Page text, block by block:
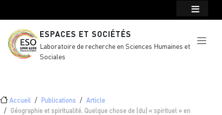
ESPACES ET SOCIÉTÉS
Laboratoire de recherche en Sciences Humaines et
Sociales
Fil d'Ariane
Accueil Publications
Article
Géographie et spiritualité. Quelque chose de (du) « spirituel » en